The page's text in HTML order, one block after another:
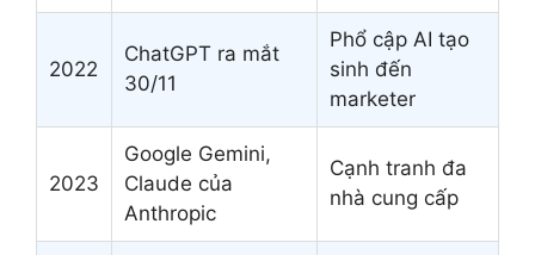
2022
ChatGPT ra mắt
30/11
Phổ cập AI tạo
sinh đến
marketer
2023
Google Gemini,
Claude của
Anthropic
Cạnh tranh đa
nhà cung cấp